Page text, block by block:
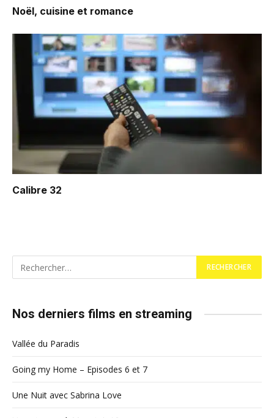
Noël, cuisine et romance
Calibre 32
Nos derniers films en streaming
Vallée du Paradis
Going my Home – Episodes 6 et 7
Une Nuit avec Sabrina Love